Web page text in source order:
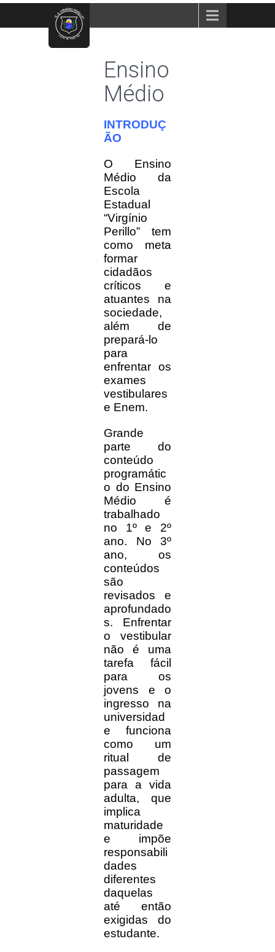
Menu
Ensino
Médio
INTRODUÇ
ÃO
O Ensino
Médio da
Escola
Estadual
“Virgínio
Perillo” tem
como meta
formar
cidadãos
críticos e
atuantes na
sociedade,
além de
prepará-lo
para
enfrentar os
exames
vestibulares
e Enem.
Grande
parte do
conteúdo
programátic
o do Ensino
Médio é
trabalhado
no 1º e 2º
ano. No 3º
ano, os
conteúdos
são
revisados e
aprofundado
s. Enfrentar
o vestibular
não é uma
tarefa fácil
para os
jovens e o
ingresso na
universidad
e funciona
como um
ritual de
passagem
para a vida
adulta, que
implica
maturidade
e impõe
responsabili
dades
diferentes
daquelas
até então
exigidas do
estudante.